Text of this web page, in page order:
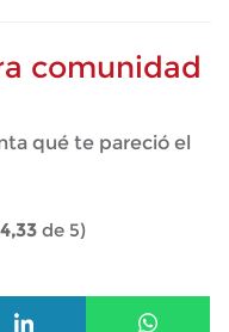
comunidad
qué te pareció el
4,33de 5)